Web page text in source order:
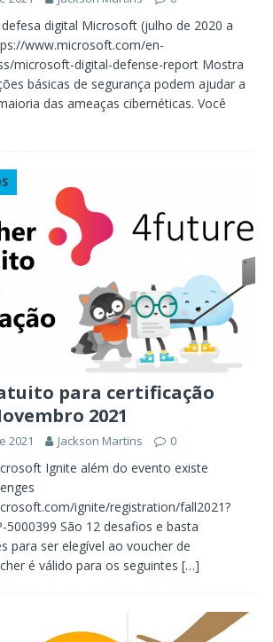
digital Microsoft (julho de 2020 a
www.microsoft.com/en-
microsoft-digital-defense-report Mostra
básicas de segurança podem ajudar a
das ameaças cibernéticas. Você
para certificação
2021
2021 Jackson Martins 0
Ignite além do evento existe
ignite/registration/fall2021?
5000399 São 12 desafios e basta
para ser elegível ao voucher de
é válido para os seguintes […]